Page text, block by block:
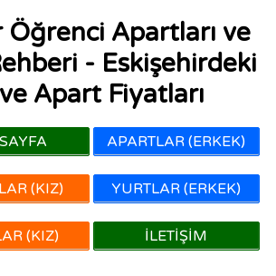
Öğrenci Apartları ve
- Eskişehirdeki
Apart Fiyatları
APARTLAR (ERKEK)
(KIZ) YURTLAR (ERKEK)
(KIZ) İLETIŞIM